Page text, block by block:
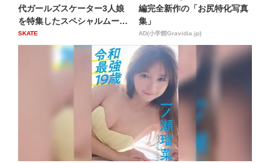
代ガールズスケーター3人娘
を特集したスペシャルムー
ビ...
SKATE
編完全新作の「お尻特化写真
集」
AD(小学館Gravidia.jp)